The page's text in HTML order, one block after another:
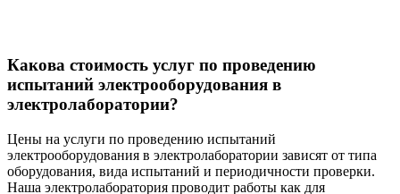
Какова стоимость услуг по проведению
испытаний электрооборудования в
электролаборатории?
Цены на услуги по проведению испытаний
электрооборудования в электролаборатории зависят от типа
оборудования, вида испытаний и периодичности проверки.
Наша электролаборатория проводит работы как для